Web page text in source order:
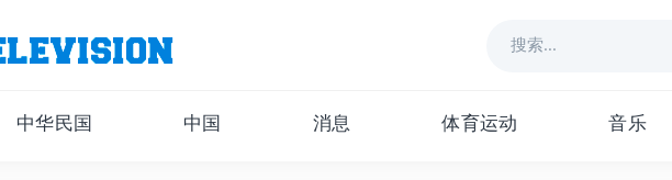
中华民国 中国 消息 体育运动 音乐